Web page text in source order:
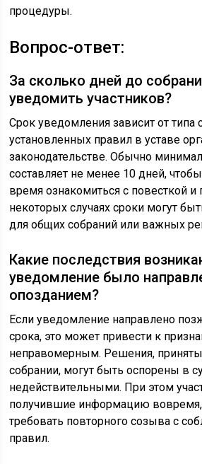
процедуры.
Вопрос-ответ:
За сколько дней до
уведомить участников?
Срок уведомления зависит от типа
установленных правил в уставе
законодательстве. Обычно
составляет не менее 10 дней,
время ознакомиться с повесткой и
некоторых случаях сроки могут
для общих собраний или важных
Какие последствия
уведомление было
опозданием?
Если уведомление направлено
срока, это может привести к
неправомерным. Решения,
собрании, могут быть оспорены в
недействительными. При этом
получившие информацию
требовать повторного созыва с
правил.